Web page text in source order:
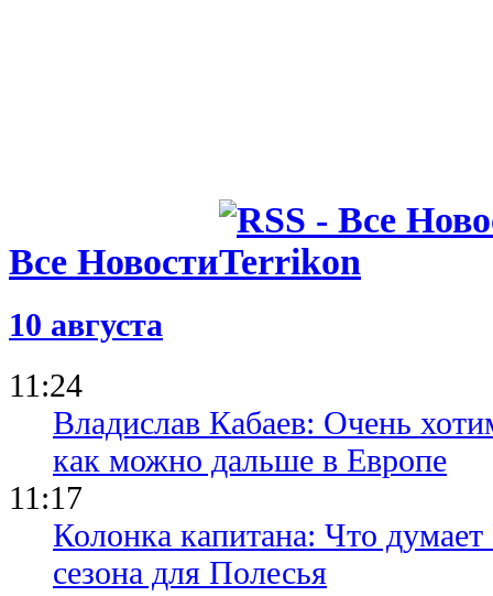
Все Новости
10 августа
11:24
Владислав Кабаев: Очень
как можно дальше в Европе
11:17
Колонка капитана: Что думает
сезона для Полесья